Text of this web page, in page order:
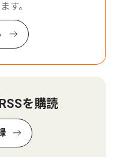
す。
を購読